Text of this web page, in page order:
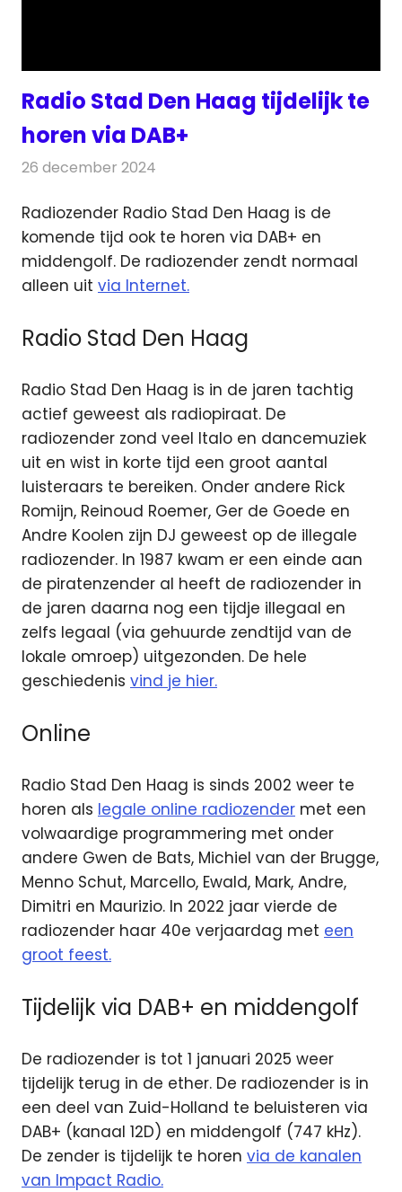
Radio Stad Den Haag tijdelijk te
horen via DAB+
26 december 2024
Radiozender Radio Stad Den Haag is de
komende tijd ook te horen via DAB+ en
middengolf. De radiozender zendt normaal
alleen uit via Internet.
Radio Stad Den Haag
Radio Stad Den Haag is in de jaren tachtig
actief geweest als radiopiraat. De
radiozender zond veel Italo en dancemuziek
uit en wist in korte tijd een groot aantal
luisteraars te bereiken. Onder andere Rick
Romijn, Reinoud Roemer, Ger de Goede en
Andre Koolen zijn DJ geweest op de illegale
radiozender. In 1987 kwam er een einde aan
de piratenzender al heeft de radiozender in
de jaren daarna nog een tijdje illegaal en
zelfs legaal (via gehuurde zendtijd van de
lokale omroep) uitgezonden. De hele
geschiedenis vind je hier.
Online
Radio Stad Den Haag is sinds 2002 weer te
horen als legale online radiozender met een
volwaardige programmering met onder
andere Gwen de Bats, Michiel van der Brugge,
Menno Schut, Marcello, Ewald, Mark, Andre,
Dimitri en Maurizio. In 2022 jaar vierde de
radiozender haar 40e verjaardag met een
groot feest.
Tijdelijk via DAB+ en middengolf
De radiozender is tot 1 januari 2025 weer
tijdelijk terug in de ether. De radiozender is in
een deel van Zuid-Holland te beluisteren via
DAB+ (kanaal 12D) en middengolf (747 kHz).
De zender is tijdelijk te horen via de kanalen
van Impact Radio.